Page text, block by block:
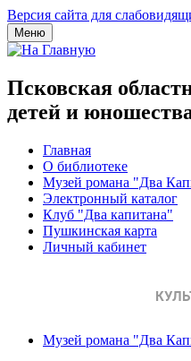
Версия сайта для
Меню
Псковская
детей и
Главная
О библиотеке
Музей романа "Два
Электронный каталог
Клуб "Два капитана"
Пушкинская карта
Личный кабинет
Музей романа "Два